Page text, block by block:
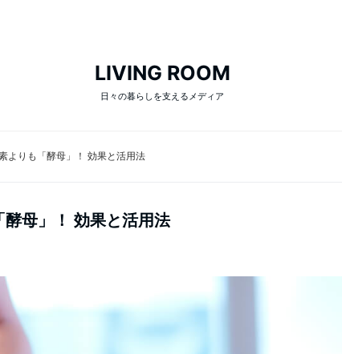
LIVING ROOM
日々の暮らしを支えるメディア
よりも「酵母」！ 効果と活用法
母」！ 効果と活用法